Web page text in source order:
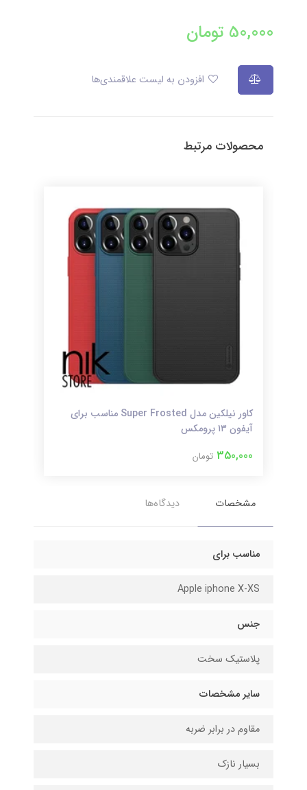
50,000 تومان
محصولات مرتبط
کاور نیلکین مدل Super Frosted مناسب برای
آیفون ۱۳ پرومکس
350,000 تومان
مشخصات دیدگاه‌ها
مناسب برای
Apple iphone X-XS
جنس
پلاستیک سخت
سایر مشخصات
مقاوم در برابر ضربه
بسیار نازک